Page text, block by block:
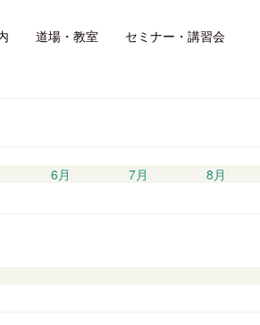
道場・教室 セミナー・講習会
・教室ニュース
6月 7月 8月